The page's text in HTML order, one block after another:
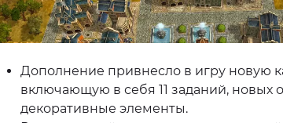
Дополнение привнесло в игру новую
включающую в себя 11 заданий, новых
декоративные элементы.